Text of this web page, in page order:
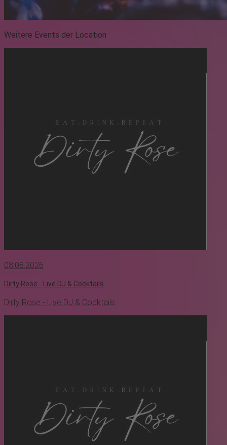
Weitere Events der Location
08.08.2026
Dirty Rose - Live DJ & Cocktails
Dirty Rose - Live DJ & Cocktails